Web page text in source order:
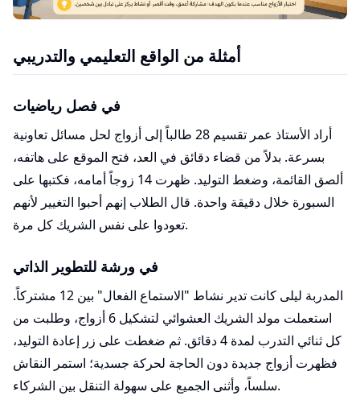
أمثلة من الواقع التعليمي والتدريبي
في فصل رياضيات
أراد الأستاذ عمر تقسيم 28 طالباً إلى أزواج لحل مسائل تعاونية
بسرعة. بدلاً من قضاء دقائق في العد، فتح الموقع على هاتفه،
ألصق القائمة، وضغط التوليد. ظهرت 14 زوجاً أمامه، فكتبها على
السبورة خلال دقيقة واحدة. قال الطلاب إنهم أحبوا التغيير لأنهم
تعودوا على نفس الشريك كل مرة.
في ورشة للتطوير الذاتي
المدربة ليلى كانت تدير نشاط "الاستماع الفعال" بين 12 مشتركاً.
استعملت مولد الشريك العشوائي لتشكيل 6 أزواج، وطلبت من
كل ثنائي التدرب لمدة 4 دقائق. ثم ضغطت على زر إعادة التوليد،
فظهرت أزواج جديدة دون الحاجة لحركة جسدية؛ استمر النقاش
سلساً، وأثنى الجميع على سهولة التنقل بين الشركاء.